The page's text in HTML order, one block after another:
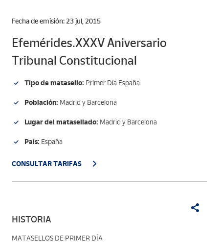
Fecha de emisión: 23 jul, 2015
Efemérides.XXXV Aniversario
Tribunal Constitucional
Tipo de matasello: Primer Día España
Población: Madrid y Barcelona
Lugar del matasellado: Madrid y Barcelona
País: España
CONSULTAR TARIFAS
HISTORIA
MATASELLOS DE PRIMER DÍA